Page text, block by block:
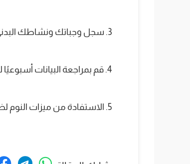
3. سجل وجباتك ونشاطك البدني لتتبع السعرات الحرارية والحفاظ على وزن صحي.
4. قم بمراجعة البيانات أسبوعيًا لمعرفة التغييرات وتعديل نمط حياتك وفقًا للنتائج.
5. الاستفادة من ميزات النوم لضبط أوقات النوم والاستيقاظ خلال شهر رمضان.